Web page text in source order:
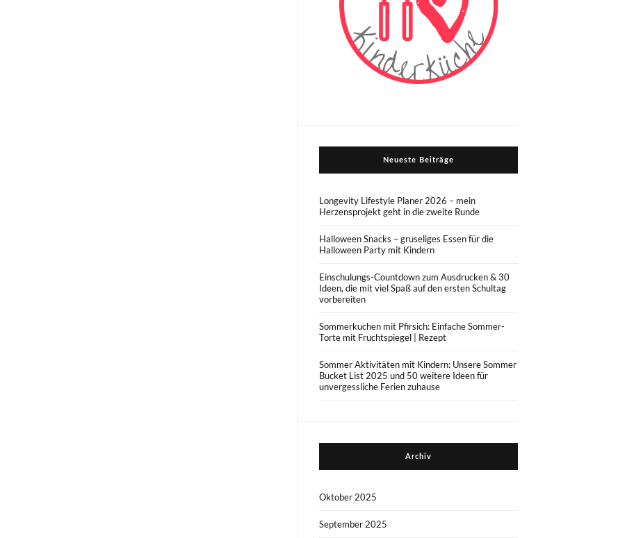
Neueste Beiträge
Longevity Lifestyle Planer 2026 – mein
Herzensprojekt geht in die zweite Runde
Halloween Snacks – gruseliges Essen für die
Halloween Party mit Kindern
Einschulungs-Countdown zum Ausdrucken & 30
Ideen, die mit viel Spaß auf den ersten Schultag
vorbereiten
Sommerkuchen mit Pfirsich: Einfache Sommer-
Torte mit Fruchtspiegel | Rezept
Sommer Aktivitäten mit Kindern: Unsere Sommer
Bucket List 2025 und 50 weitere Ideen für
unvergessliche Ferien zuhause
Archiv
Oktober 2025
September 2025